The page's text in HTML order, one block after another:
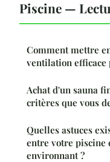
Piscine —
Comment mettre
ventilation
Achat d'un sauna
critères que vous
Quelles astuces
entre votre piscine
environnant ?